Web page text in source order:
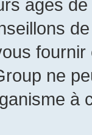
âgés
ne